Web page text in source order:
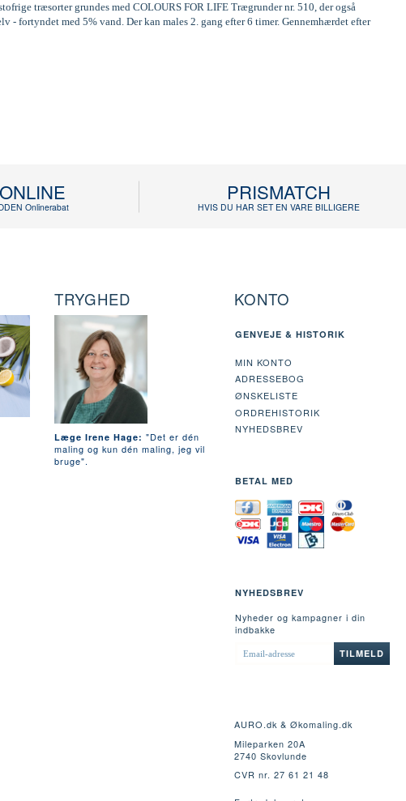
træsorter grundes med COLOURS FOR LIFE Trægrunder nr. 510, der også
- fortyndet med 5% vand. Der kan males 2. gang efter 6 timer. Gennemhærdet efter
Onlinerabat
PRISMATCH
HVIS DU HAR SET EN VARE BILLIGERE
TRYGHED
Læge Irene Hage: "Det er dén
maling og kun dén maling, jeg vil
bruge".
KONTO
GENVEJE & HISTORIK
MIN KONTO
ADRESSEBOG
ØNSKELISTE
ORDREHISTORIK
NYHEDSBREV
BETAL MED
NYHEDSBREV
Nyheder og kampagner i din
indbakke
EMAIL-
ADRESSE
TILMELD
AURO.dk & Økomaling.dk
Mileparken 20A
2740 Skovlunde
CVR nr. 27 61 21 48